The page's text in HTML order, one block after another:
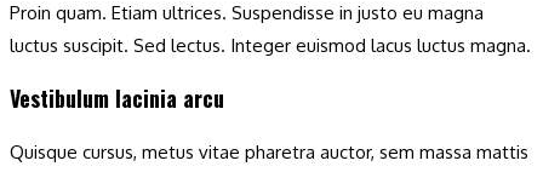
Proin quam. Etiam ultrices. Suspendisse in justo eu magna
luctus suscipit. Sed lectus. Integer euismod lacus luctus magna.
Vestibulum lacinia arcu
Quisque cursus, metus vitae pharetra auctor, sem massa mattis